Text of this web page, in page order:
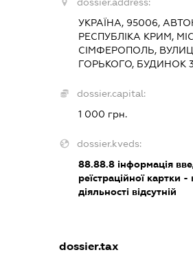
УКРАЇНА, 95006,
РЕСПУБЛІКА КРИМ,
СІМФЕРОПОЛЬ,
ГОРЬКОГО, БУДИНОК
dossier.capital:
1 000 грн.
dossier.kveds:
88.88.8 інформація
реїстраційної картки -
діяльності відсутній
dossier.tax